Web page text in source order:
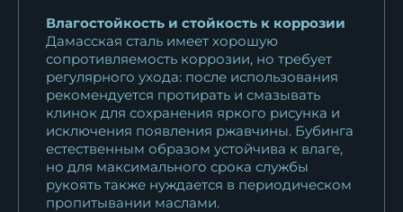
Влагостойкость и стойкость к коррозии
Дамасская сталь имеет хорошую
сопротивляемость коррозии, но требует
регулярного ухода: после использования
рекомендуется протирать и смазывать
клинок для сохранения яркого рисунка и
исключения появления ржавчины. Бубинга
естественным образом устойчива к влаге,
но для максимального срока службы
рукоять также нуждается в периодическом
пропитывании маслами.